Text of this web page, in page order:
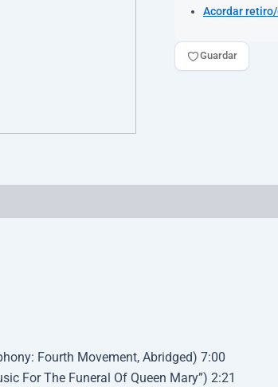
Acordar
Guardar
Fourth Movement, Abridged) 7:00
For The Funeral Of Queen Mary”) 2:21